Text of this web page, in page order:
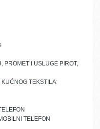
PROMET I USLUGE PIROT,
KUĆNOG TEKSTILA:
TELEFON